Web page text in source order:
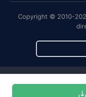
Copyright © 2010-